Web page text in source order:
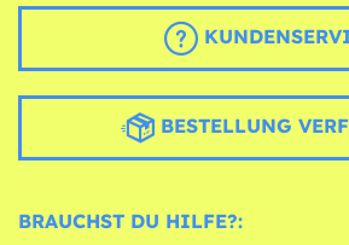
BESTELLUNG
BRAUCHST DU HILFE?: